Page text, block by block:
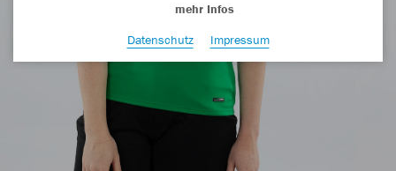
mehr Infos
Datenschutz
Impressum